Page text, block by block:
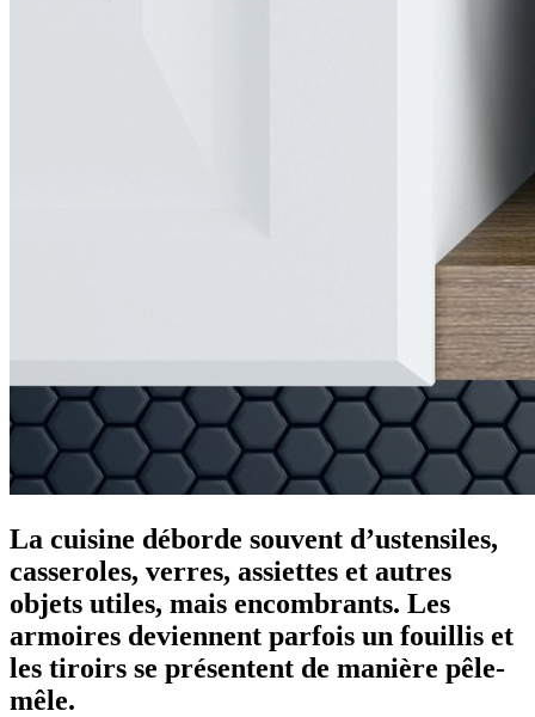
La cuisine déborde souvent d’ustensiles,
casseroles, verres, assiettes et autres
objets utiles, mais encombrants. Les
armoires deviennent parfois un fouillis et
les tiroirs se présentent de manière pêle-
mêle.